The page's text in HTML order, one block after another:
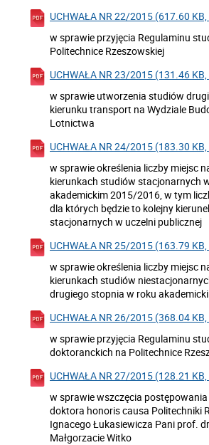
UCHWAŁA NR 22/2015 (617.60 KB,
w sprawie przyjęcia Regulaminu
Politechnice Rzeszowskiej
UCHWAŁA NR 23/2015 (131.46 KB,
w sprawie utworzenia studiów
kierunku transport na Wydziale
Lotnictwa
UCHWAŁA NR 24/2015 (183.30 KB,
w sprawie określenia liczby miejsc
kierunkach studiów stacjonarnych
akademickim 2015/2016, w tym
dla których będzie to kolejny
stacjonarnych w uczelni publicznej
UCHWAŁA NR 25/2015 (163.79 KB,
w sprawie określenia liczby miejsc
kierunkach studiów
drugiego stopnia w roku
UCHWAŁA NR 26/2015 (368.04 KB,
w sprawie przyjęcia Regulaminu
doktoranckich na Politechnice
UCHWAŁA NR 27/2015 (128.21 KB,
w sprawie wszczęcia postępowania
doktora honoris causa Politechniki
Ignacego Łukasiewicza Pani prof.
Małgorzacie Witko